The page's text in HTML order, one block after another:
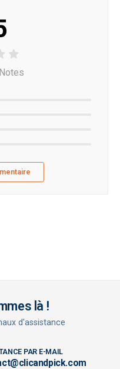
là !
d'assistance
PAR E-MAIL